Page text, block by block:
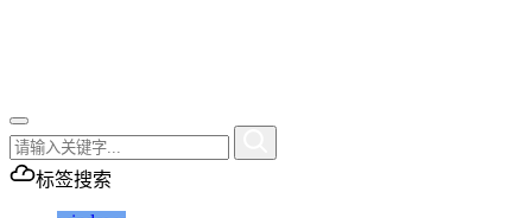
标签搜索